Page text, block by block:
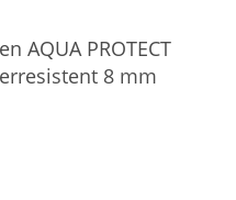
AQUA PROTECT
8 mm